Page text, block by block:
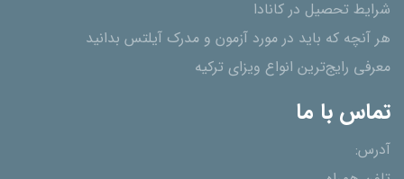
شرایط تحصیل در کانادا
هر آنچه که باید در مورد آزمون و مدرک آیلتس بدانید
معرفی رایج‌ترین انواع ویزای ترکیه
تماس با ما
آدرس: